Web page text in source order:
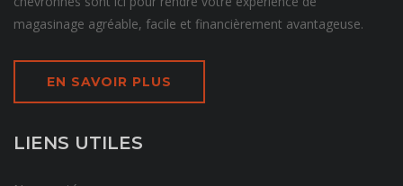
magasinage agréable, facile et financièrement avantageuse.
EN SAVOIR PLUS
LIENS UTILES